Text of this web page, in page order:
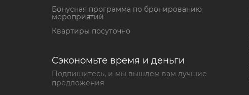
Бонусная программа по бронированию
мероприятий
Квартиры посуточно
Сэкономьте время и деньги
Подпишитесь, и мы вышлем вам лучшие
предложения